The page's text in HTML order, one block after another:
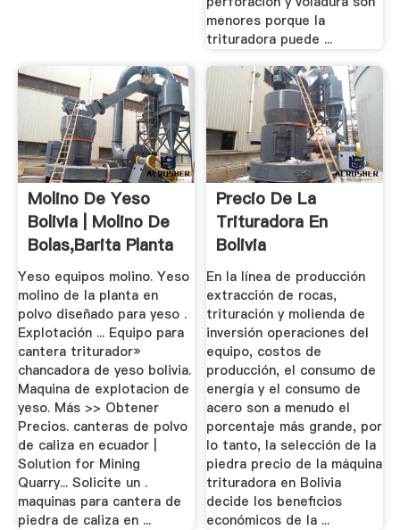
menores porque la
trituradora puede ...
Molino De Yeso
Bolivia | Molino De
Bolas,Barita Planta
De ...
Yeso equipos molino. Yeso
molino de la planta en
polvo diseñado para yeso .
Explotación ... Equipo para
cantera triturador»
chancadora de yeso bolivia.
Maquina de explotacion de
yeso. Más >> Obtener
Precios. canteras de polvo
de caliza en ecuador |
Solution for Mining
Quarry... Solicite un .
maquinas para cantera de
piedra de caliza en ...
Precio De La
Trituradora En
Bolivia
En la línea de producción
extracción de rocas,
trituración y molienda de
inversión operaciones del
equipo, costos de
producción, el consumo de
energía y el consumo de
acero son a menudo el
porcentaje más grande, por
lo tanto, la selección de la
piedra precio de la máquina
trituradora en Bolivia
decide los beneficios
económicos de la ...